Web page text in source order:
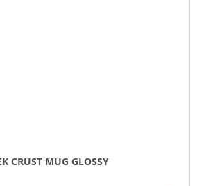
CRUST MUG GLOSSY